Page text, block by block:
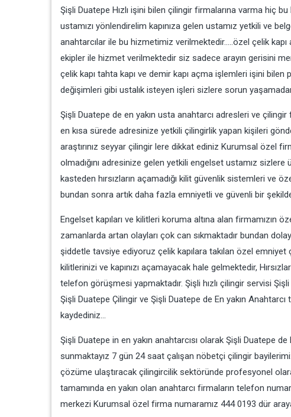
Şişli Duatepe Hızlı işini bilen çilingir firmalarına varma hiç
ustamızı yönlendirelim kapınıza gelen ustamız yetkili ve
anahtarcılar ile bu hizmetimiz verilmektedir…..özel çelik
ekipler ile hizmet verilmektedir siz sadece arayın gerisini
çelik kapı tahta kapı ve demir kapı açma işlemleri işini
değişimleri gibi ustalık isteyen işleri sizlere sorun
Şişli Duatepe de en yakın usta anahtarcı adresleri ve
en kısa sürede adresinize yetkili çilingirlik yapan kişileri
araştırınız seyyar çilingir lere dikkat ediniz Kurumsal özel
olmadığını adresinize gelen yetkili engelset ustamız
kasteden hırsızların açamadığı kilit güvenlik sistemleri ve
bundan sonra artık daha fazla emniyetli ve güvenli bir
Engelset kapıları ve kilitleri koruma altına alan firmamızın
zamanlarda artan olayları çok can sıkmaktadır bundan
şiddetle tavsiye ediyoruz çelik kapılara takılan özel
kilitlerinizi ve kapınızı açamayacak hale gelmektedir,
telefon görüşmesi yapmaktadır. Şişli hızlı çilingir servisi
Şişli Duatepe Çilingir ve Şişli Duatepe de En yakın
kaydediniz…
Şişli Duatepe in en yakın anahtarcısı olarak Şişli Duatepe
sunmaktayız 7 gün 24 saat çalışan nöbetçi çilingir
çözüme ulaştıracak çilingircilik sektöründe profesyonel
tamamında en yakın olan anahtarcı firmaların telefon
merkezi Kurumsal özel firma numaramız 444 0193 dür